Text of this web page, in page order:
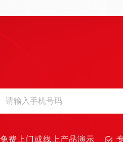
免费上门或线上产品演示